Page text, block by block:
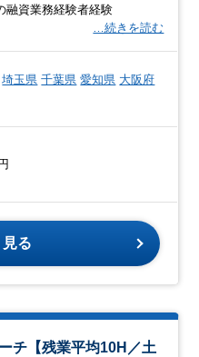
融資業務経験者経験
…続きを読む
埼玉県 千葉県 愛知県 大阪府
る
チ【残業平均10H／土